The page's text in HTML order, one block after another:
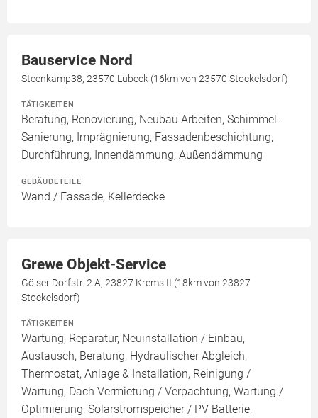
Bauservice Nord
Steenkamp38, 23570 Lübeck (16km von 23570 Stockelsdorf)
TÄTIGKEITEN
Beratung, Renovierung, Neubau Arbeiten, Schimmel-
Sanierung, Imprägnierung, Fassadenbeschichtung,
Durchführung, Innendämmung, Außendämmung
GEBÄUDETEILE
Wand / Fassade, Kellerdecke
Grewe Objekt-Service
Gölser Dorfstr. 2 A, 23827 Krems II (18km von 23827
Stockelsdorf)
TÄTIGKEITEN
Wartung, Reparatur, Neuinstallation / Einbau,
Austausch, Beratung, Hydraulischer Abgleich,
Thermostat, Anlage & Installation, Reinigung /
Wartung, Dach Vermietung / Verpachtung, Wartung /
Optimierung, Solarstromspeicher / PV Batterie,